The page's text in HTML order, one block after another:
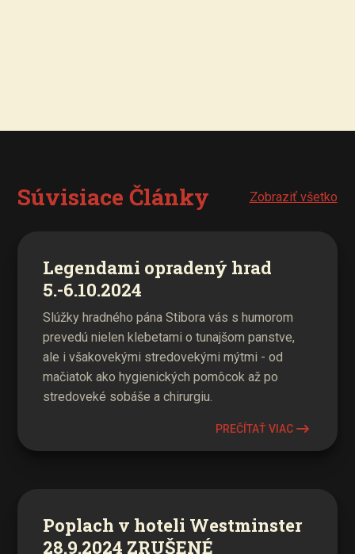
Súvisiace Články Zobraziť všetko
Legendami opradený hrad
5.-6.10.2024
Slúžky hradného pána Stibora vás s humorom
prevedú nielen klebetami o tunajšom panstve,
ale i všakovekými stredovekými mýtmi - od
mačiatok ako hygienických pomôcok až po
stredoveké sobáše a chirurgiu.
PREČÍTAŤ VIAC
Poplach v hoteli Westminster
28.9.2024 ZRUŠENÉ